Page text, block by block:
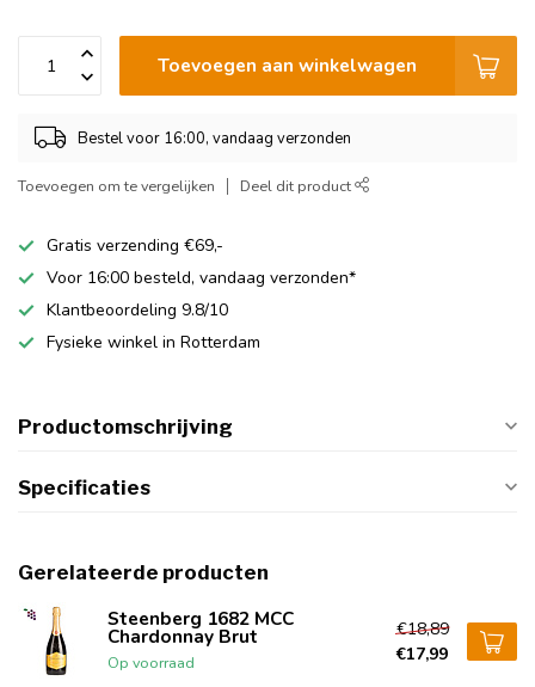
Toevoegen aan winkelwagen
Bestel voor 16:00, vandaag verzonden
Toevoegen om te vergelijken Deel dit product
Gratis verzending €69,-
Voor 16:00 besteld, vandaag verzonden*
Klantbeoordeling 9.8/10
Fysieke winkel in Rotterdam
Productomschrijving
Specificaties
Gerelateerde producten
Steenberg 1682 MCC
Chardonnay Brut
Op voorraad
€18,89
€17,99